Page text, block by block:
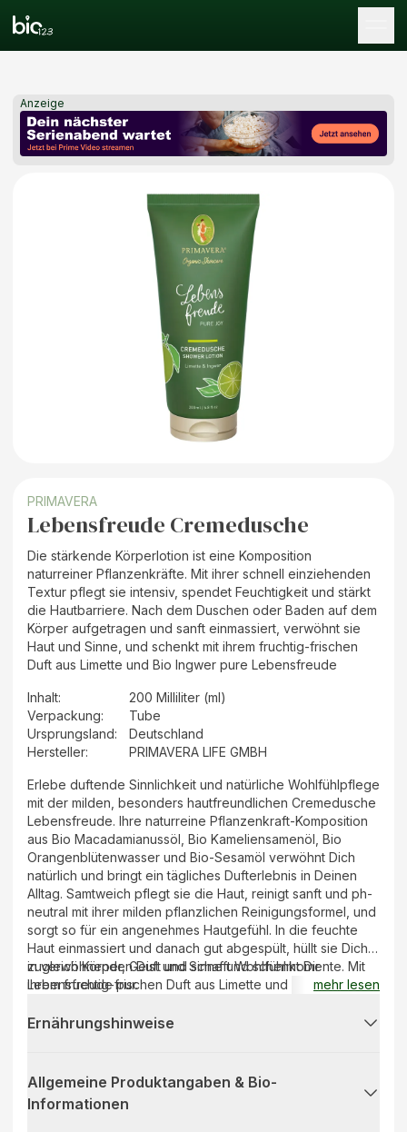
Anzeige
PRIMAVERA
Lebensfreude Cremedusche
Die stärkende Körperlotion ist eine Komposition
naturreiner Pflanzenkräfte. Mit ihrer schnell einziehenden
Textur pflegt sie intensiv, spendet Feuchtigkeit und stärkt
die Hautbarriere. Nach dem Duschen oder Baden auf dem
Körper aufgetragen und sanft einmassiert, verwöhnt sie
Haut und Sinne, und schenkt mit ihrem fruchtig-frischen
Duft aus Limette und Bio Ingwer pure Lebensfreude
Inhalt:
200 Milliliter (ml)
Verpackung:
Tube
Ursprungsland:
Deutschland
Hersteller: PRIMAVERA LIFE GMBH
Erlebe duftende Sinnlichkeit und natürliche Wohlfühlpflege
mit der milden, besonders hautfreundlichen Cremedusche
Lebensfreude. Ihre naturreine Pflanzenkraft-Komposition
aus Bio Macadamianussöl, Bio Kameliensamenöl, Bio
Orangenblütenwasser und Bio-Sesamöl verwöhnt Dich
natürlich und bringt ein tägliches Dufterlebnis in Deinen
Alltag. Samtweich pflegt sie die Haut, reinigt sanft und ph-
neutral mit ihrer milden pflanzlichen Reinigungsformel, und
sorgt so für ein angenehmes Hautgefühl. In die feuchte
Haut einmassiert und danach gut abgespült, hüllt sie Dich
in verwöhnenden Duft und schafft Wohlfühlmomente. Mit
ihrem fruchtig-frischen Duft aus Limette und Bio Ingwer
zugleich Körper, Geist und Sinne und schenkt Dir
Lebensfreude pur.
mehr lesen
Ernährungshinweise
Allgemeine Produktangaben & Bio-
Informationen